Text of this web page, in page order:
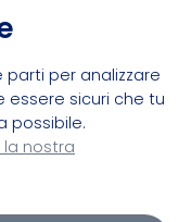
parti per analizzare
essere sicuri che tu
possibile.
nostra